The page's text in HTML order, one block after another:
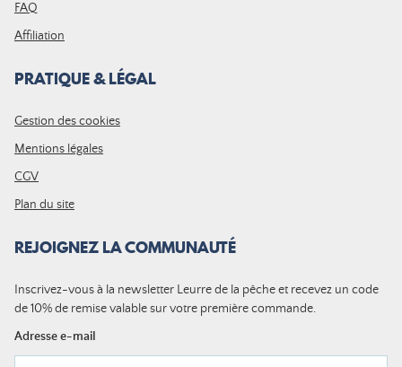
FAQ
Affiliation
PRATIQUE & LÉGAL
Gestion des cookies
Mentions légales
CGV
Plan du site
REJOIGNEZ LA COMMUNAUTÉ
Inscrivez-vous à la newsletter Leurre de la pêche et recevez un code
de 10% de remise valable sur votre première commande.
Adresse e-mail